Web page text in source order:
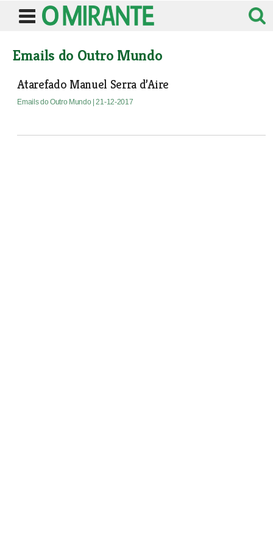
Emails do Outro Mundo
Atarefado Manuel Serra d’Aire
Emails do Outro Mundo | 21-12-2017